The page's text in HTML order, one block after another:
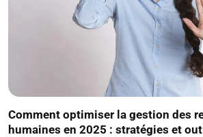
Comment optimiser la gestion des
humaines en 2025 : stratégies et